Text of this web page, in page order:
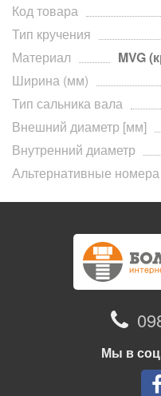
Код товара
Тип кручения
Материал
MVG
Ширина (мм)
Тип сальника вала
Внешний диаметр [мм]
Внутренний диаметр
Альтернативные номера
Мы в